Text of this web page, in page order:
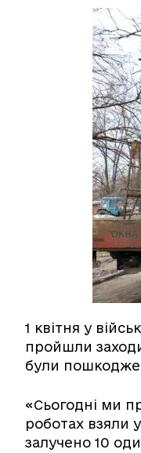
1 квітня у
пройшли
були
«Сьогодні ми
роботах взяли
залучено 10